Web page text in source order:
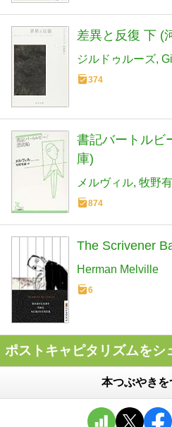
差異と反復 下 (
ジルドゥルーズ
374
書記バートルビ
庫)
メルヴィル 牧野
874
The Scrivener
Herman Melville
6
ポストキャピタリズムをシ
本つぶやきを